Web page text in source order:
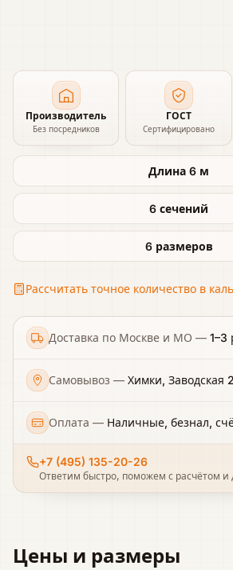
Производитель
Без посредников
ГОСТ
Сертифицировано
Длина 6 м
6 сечений
6 размеров
Рассчитать точное количество в
Доставка по Москве и МО — 1–3
Самовывоз — Химки, Заводская
Оплата — Наличные, безнал,
+7 (495) 135-20-26
Ответим быстро, поможем с расчётом и
Цены и размеры